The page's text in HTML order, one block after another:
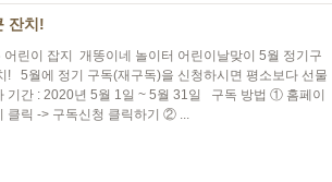
잔치!
어린이 잡지 개똥이네 놀이터 어린이날맞이 5월 정기구
! 5월에 정기 구독(재구독)을 신청하시면 평소보다 선물
기간 : 2020년 5월 1일 ~ 5월 31일 구독 방법 ① 홈페이
클릭 -> 구독신청 클릭하기 ② ...